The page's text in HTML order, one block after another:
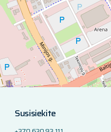
Susisiekite